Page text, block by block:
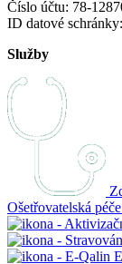
Číslo účtu: 78-
ID datové
Služby
Ošetřovatelská péče